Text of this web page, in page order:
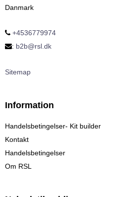
Danmark
+4536779974
: b2b@rsl.dk
Sitemap
Information
Handelsbetingelser- Kit builder
Kontakt
Handelsbetingelser
Om RSL